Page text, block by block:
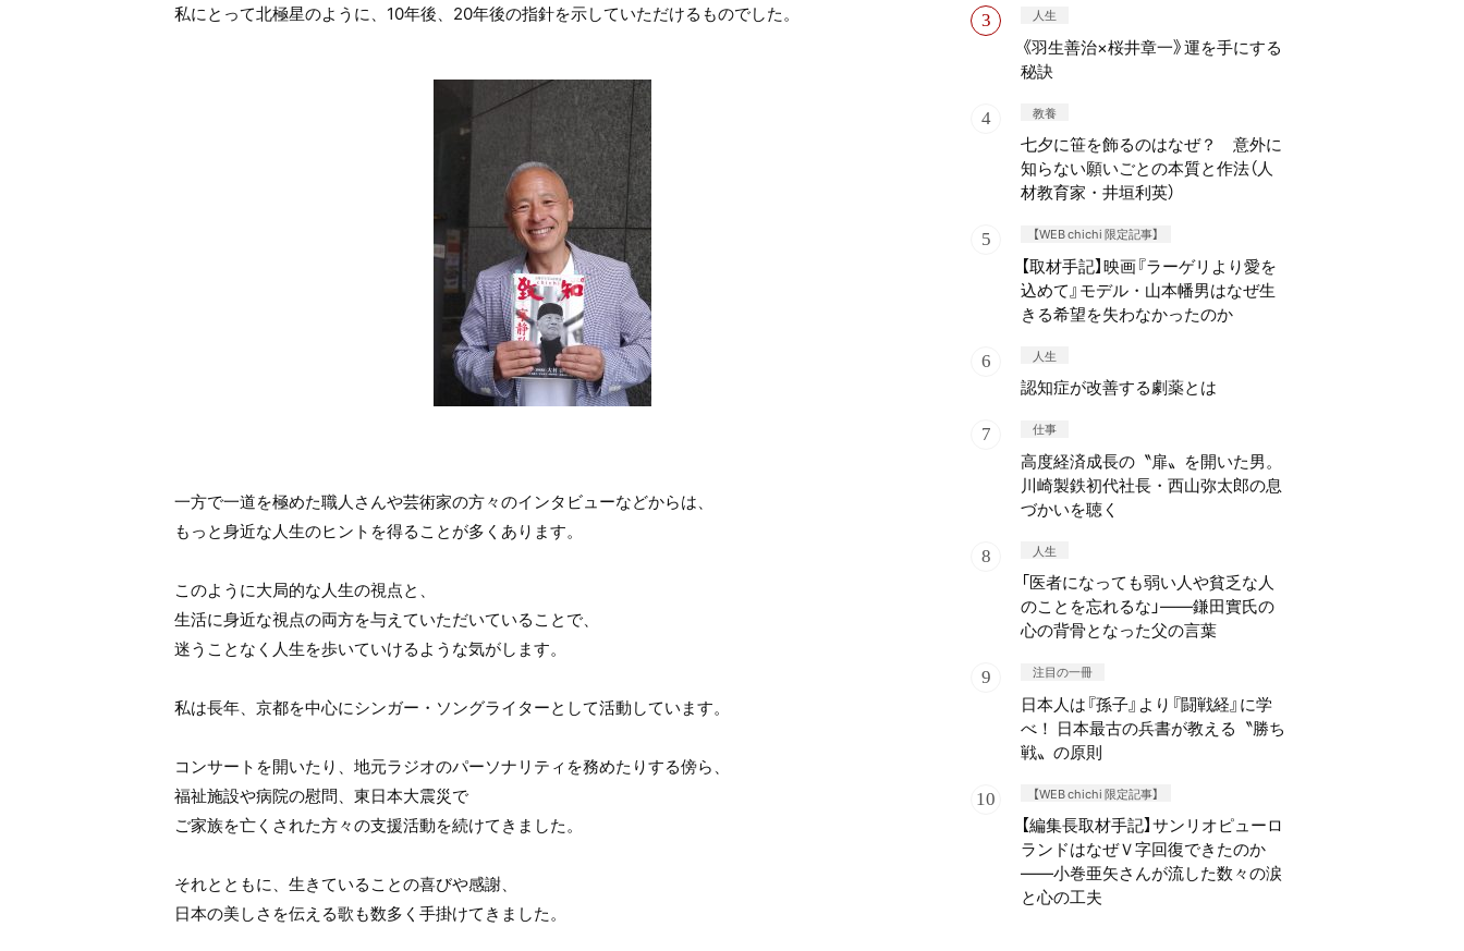
私にとって北極星のように、10年後、20年後の指針を示していただけるものでした。
一方で一道を極めた職人さんや芸術家の方々のインタビューなどからは、
もっと身近な人生のヒントを得ることが多くあります。
このように大局的な人生の視点と、
生活に身近な視点の両方を与えていただいていることで、
迷うことなく人生を歩いていけるような気がします。
私は長年、京都を中心にシンガー・ソングライターとして活動しています。
コンサートを開いたり、地元ラジオのパーソナリティを務めたりする傍ら、
福祉施設や病院の慰問、東日本大震災で
ご家族を亡くされた方々の支援活動を続けてきました。
それとともに、生きていることの喜びや感謝、
日本の美しさを伝える歌も数多く手掛けてきました。
人生
《羽生善治×桜井章一》運を手にする
秘訣
教養
七夕に笹を飾るのはなぜ？ 意外に
知らない願いごとの本質と作法（人
材教育家・井垣利英）
【WEB chichi 限定記事】
【取材手記】映画『ラーゲリより愛を
込めて』モデル・山本幡男はなぜ生
きる希望を失わなかったのか
人生
認知症が改善する劇薬とは
仕事
高度経済成長の〝扉〟を開いた男。
川崎製鉄初代社長・西山弥太郎の息
づかいを聴く
人生
「医者になっても弱い人や貧乏な人
のことを忘れるな」——鎌田實氏の
心の背骨となった父の言葉
注目の一冊
日本人は『孫子』より『闘戦経』に学
べ！ 日本最古の兵書が教える〝勝ち
戦〟の原則
【WEB chichi 限定記事】
【編集長取材手記】サンリオピューロ
ランドはなぜＶ字回復できたのか
——小巻亜矢さんが流した数々の涙
と心の工夫